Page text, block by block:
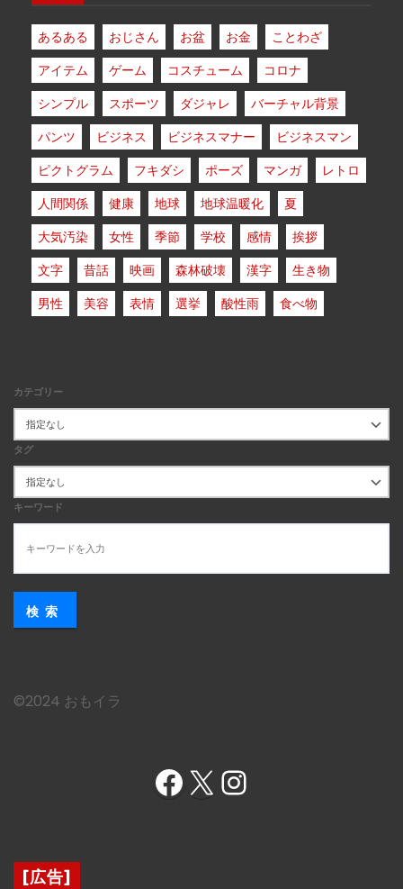
あるある おじさん お盆 お金
ことわざ
アイテム
ゲーム コスチューム
コロナ
シンプル
スポーツ ダジャレ
バーチャル背景
パンツ
ビジネス ビジネスマナー
ビジネスマン
ピクトグラム
フキダシ ポーズ マンガ
レトロ
人間関係
健康 地球 地球温暖化
夏
大気汚染
女性 季節 学校 感情
挨拶
文字
昔話 映画 森林破壊 漢字
生き物
男性
美容 表情 選挙 酸性雨 食べ物
カテゴリー
タグ
キーワード
検索
©︎2024 おもイラ
Facebook X Instagram
[広告]